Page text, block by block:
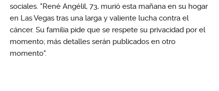
sociales. "René Angélil, 73, murió esta mañana en su hogar
en Las Vegas tras una larga y valiente lucha contra el
cáncer. Su familia pide que se respete su privacidad por el
momento; más detalles serán publicados en otro
momento".